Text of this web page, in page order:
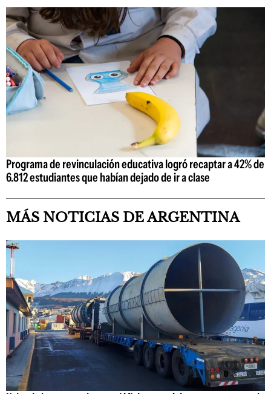
Programa de revinculación educativa logró recaptar a 42% de
6.812 estudiantes que habían dejado de ir a clase
MÁS NOTICIAS DE ARGENTINA